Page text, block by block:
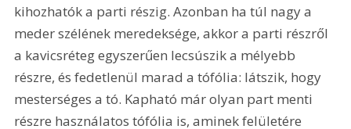
kihozhatók a parti részig. Azonban ha túl nagy a
meder szélének meredeksége, akkor a parti részről
a kavicsréteg egyszerűen lecsúszik a mélyebb
részre, és fedetlenül marad a tófólia: látszik, hogy
mesterséges a tó. Kapható már olyan part menti
részre használatos tófólia is, aminek felületére